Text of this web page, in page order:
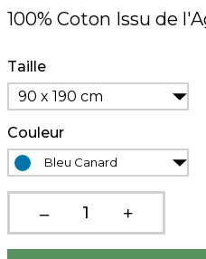
100% Coton Issu de
Taille
90 x 190 cm
Couleur
Bleu Canard